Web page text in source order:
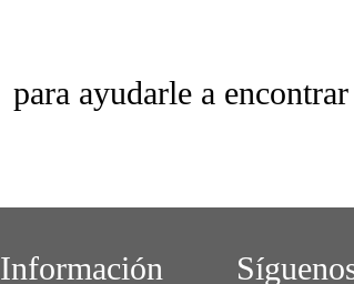
para ayudarle a
Información